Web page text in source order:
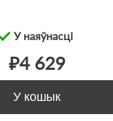
У наяўнасці
₽4 629
У кошык